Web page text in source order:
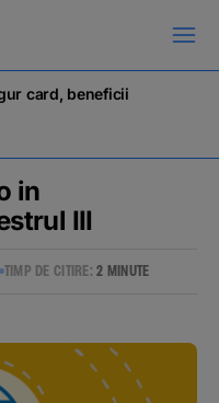
card, beneficii
in
III
TIMP DE CITIRE:2 MINUTE